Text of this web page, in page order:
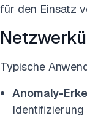
für den Einsatz
Typische
Anomaly-